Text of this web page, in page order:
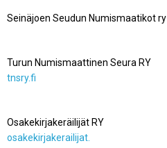
Seinäjoen Seudun Numismaatikot ry
Turun Numismaattinen Seura RY
tnsry.fi
Osakekirjakeräilijät RY
osakekirjakerailijat.